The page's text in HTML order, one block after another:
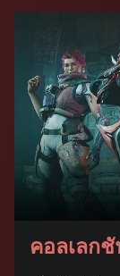
คอลเลกชั